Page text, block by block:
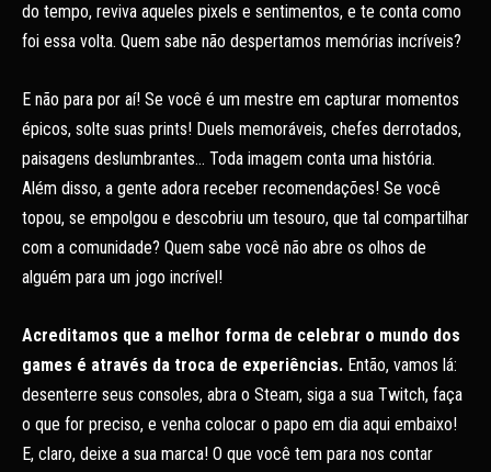
do tempo, reviva aqueles pixels e sentimentos, e te conta como
foi essa volta. Quem sabe não despertamos memórias incríveis?
E não para por aí! Se você é um mestre em capturar momentos
épicos, solte suas prints! Duels memoráveis, chefes derrotados,
paisagens deslumbrantes… Toda imagem conta uma história.
Além disso, a gente adora receber recomendações! Se você
topou, se empolgou e descobriu um tesouro, que tal compartilhar
com a comunidade? Quem sabe você não abre os olhos de
alguém para um jogo incrível!
Acreditamos que a melhor forma de celebrar o mundo dos
games é através da troca de experiências. Então, vamos lá:
desenterre seus consoles, abra o Steam, siga a sua Twitch, faça
o que for preciso, e venha colocar o papo em dia aqui embaixo!
E, claro, deixe a sua marca! O que você tem para nos contar